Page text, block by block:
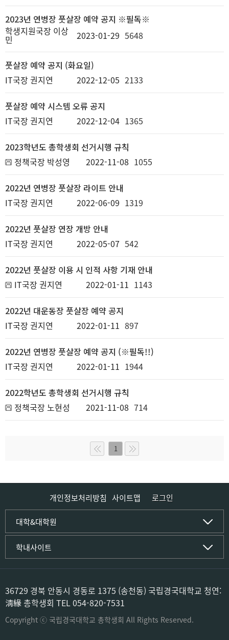
2023년 연병장 풋살장 예약 공지 ※필독※
학생지원국장 이상
민 2023-01-29 5648
풋살장 예약 공지 (화요일)
IT국장 권지연
2022-12-05 2133
풋살장 예약 시스템 오류 공지
IT국장 권지연
2022-12-04 1365
2023학년도 총학생회 선거시행 규칙
정책국장 박성영
2022-11-08 1055
2022년 연병장 풋살장 라이트 안내
IT국장 권지연
2022-06-09 1319
2022년 풋살장 연장 개방 안내
IT국장 권지연
2022-05-07 542
2022년 풋살장 이용 시 인적 사항 기재 안내
IT국장 권지연
2022-01-11 1143
2022년 대운동장 풋살장 예약 공지
IT국장 권지연
2022-01-11 897
2022년 연병장 풋살장 예약 공지 (※필독!!)
IT국장 권지연
2022-01-11 1944
2022학년도 총학생회 선거시행 규칙
정책국장 노현성
2021-11-08 714
1
개인정보처리방침 사이트맵 로그인
대학&대학원
인문사회·IT대학
인문·문화학부
국어국문학전공
중국어문·문화학전공
한자문화콘텐츠학전공
미디어문화커뮤니케이션학전공
사학전공
컴퓨터·소프트웨어공학부
학내사이트
국립경국대학교
(재)국립경국대학교발전기금
공용S/W관리시스템
공자학원
공학교육인증시스템
과학영재교육원
교육혁신본부
36729 경북 안동시 경동로 1375 (송천동) 국립경국대학교 청연:
淸緣 총학생회 TEL 054-820-7531
Copyright ⓒ 국립경국대학교 총학생회 All Rights Reserved.